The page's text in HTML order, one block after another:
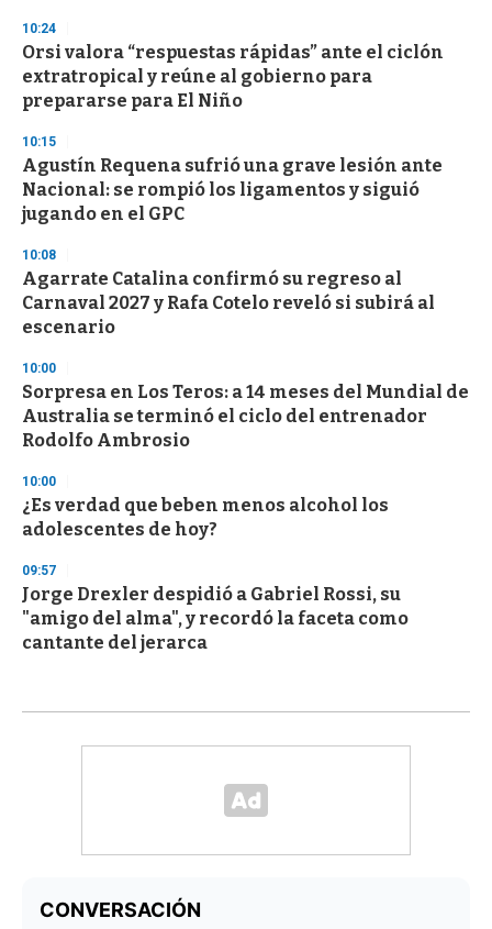
10:24
Orsi valora “respuestas rápidas” ante el ciclón
extratropical y reúne al gobierno para
prepararse para El Niño
10:15
Agustín Requena sufrió una grave lesión ante
Nacional: se rompió los ligamentos y siguió
jugando en el GPC
10:08
Agarrate Catalina confirmó su regreso al
Carnaval 2027 y Rafa Cotelo reveló si subirá al
escenario
10:00
Sorpresa en Los Teros: a 14 meses del Mundial de
Australia se terminó el ciclo del entrenador
Rodolfo Ambrosio
10:00
¿Es verdad que beben menos alcohol los
adolescentes de hoy?
09:57
Jorge Drexler despidió a Gabriel Rossi, su
"amigo del alma", y recordó la faceta como
cantante del jerarca